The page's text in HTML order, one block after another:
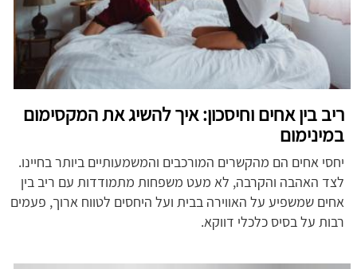
ריב בין אחים וחיסכון: איך להשיג את המקסימום
במינימום
יחסי אחים הם מהקשרים המורכבים והמשמעותיים ביותר בחיינו.
לצד האהבה והקרבה, לא מעט משפחות מתמודדות עם ריב בין
אחים שמשפיע על האווירה בבית ועל היחסים לטווח ארוך, פעמים
רבות על בסיס כלכלי דווקא.